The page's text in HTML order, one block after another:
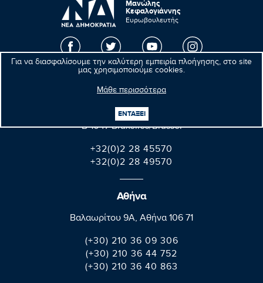
Για να διασφαλίσουμε την καλύτερη εμπειρία πλοήγησης, στο site
μας χρησιμοποιούμε cookies.
Μάθε περισσότερα
ΕΝΤΑΞΕΙ
Μανώλης
Κεφαλογιάννης
Ευρωβουλευτής
Parlement européen Bât. Altiero Spinelli
08E165 60, rue Wiertz / Wiertzstraat 60
B-1047 Bruxelles/Brussel
+32(0)2 28 45570
+32(0)2 28 49570
Αθήνα
Βαλαωρίτου 9A, Aθήνα 106 71
(+30) 210 36 09 306
(+30) 210 36 44 752
(+30) 210 36 40 863